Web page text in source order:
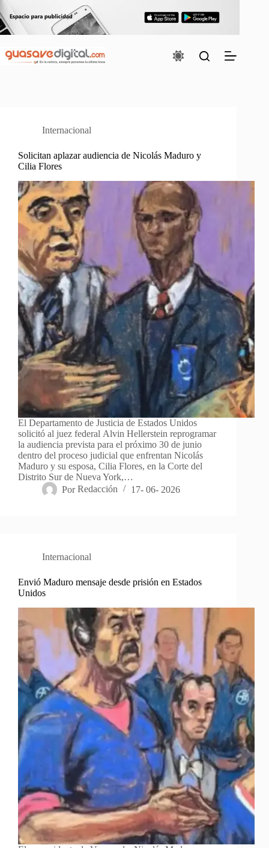
al
contenido
Internacional
Solicitan aplazar audiencia de Nicolás Maduro y
Cilia Flores
El Departamento de Justicia de Estados Unidos
solicitó al juez federal Alvin Hellerstein reprogramar
la audiencia prevista para el próximo 30 de junio
dentro del proceso judicial que enfrentan Nicolás
Maduro y su esposa, Cilia Flores, en la Corte del
Distrito Sur de Nueva York,…
Por Redacción 17- 06- 2026
Internacional
Envió Maduro mensaje desde prisión en Estados
Unidos